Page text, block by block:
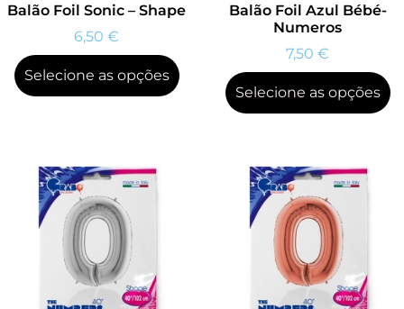
Balão Foil Sonic – Shape
6,50 €
Selecione as opções
Balão Foil Azul Bébé-
Numeros
7,50 €
Selecione as opções